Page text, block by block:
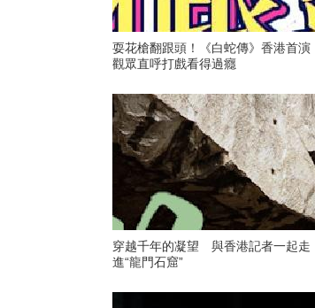
耍花槍翻跟頭！《白蛇傳》香港首演
觀眾直呼打戲看得過癮
穿越千年的凝望 與香港記者一起走
進“龍門石窟”